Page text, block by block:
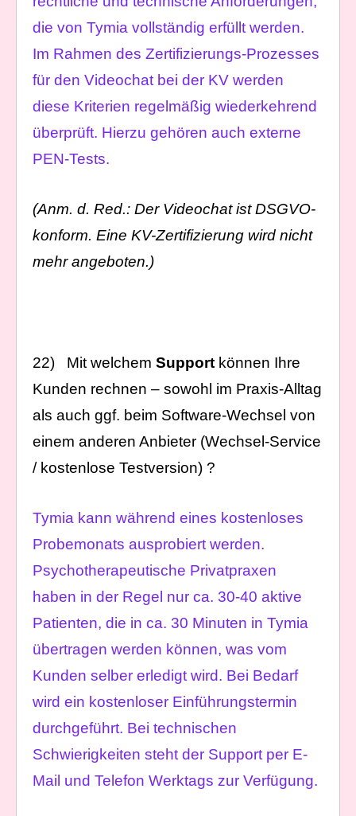
die von Tymia vollständig erfüllt werden.
Im Rahmen des Zertifizierungs-Prozesses
für den Videochat bei der KV werden
diese Kriterien regelmäßig wiederkehrend
überprüft. Hierzu gehören auch externe
PEN-Tests.
(Anm. d. Red.: Der Videochat ist DSGVO-
konform. Eine KV-Zertifizierung wird nicht
mehr angeboten.)
22) Mit welchem Support können Ihre
Kunden rechnen – sowohl im Praxis-Alltag
als auch ggf. beim Software-Wechsel von
einem anderen Anbieter (Wechsel-Service
/ kostenlose Testversion) ?
Tymia kann während eines kostenloses
Probemonats ausprobiert werden.
Psychotherapeutische Privatpraxen
haben in der Regel nur ca. 30-40 aktive
Patienten, die in ca. 30 Minuten in Tymia
übertragen werden können, was vom
Kunden selber erledigt wird. Bei Bedarf
wird ein kostenloser Einführungstermin
durchgeführt. Bei technischen
Schwierigkeiten steht der Support per E-
Mail und Telefon Werktags zur Verfügung.